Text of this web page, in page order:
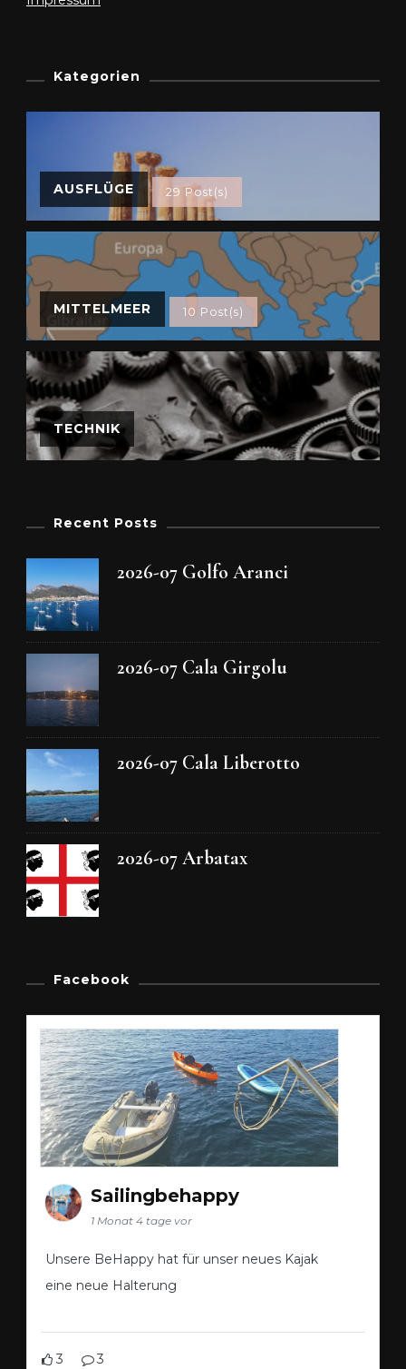
Kategorien
AUSFLÜGE 29 Post(s)
MITTELMEER 10 Post(s)
TECHNIK
Recent Posts
2026-07 Golfo Aranci
2026-07 Cala Girgolu
2026-07 Cala Liberotto
2026-07 Arbatax
Facebook
Sailingbehappy
1 Monat 4 tage vor
Unsere BeHappy hat für unser neues Kajak
eine neue Halterung
3 3